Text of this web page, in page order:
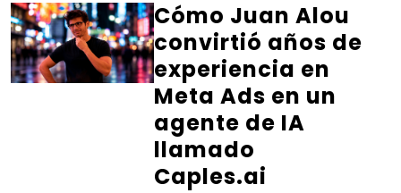
Cómo Juan Alou
convirtió años de
experiencia en
Meta Ads en un
agente de IA
llamado
Caples.ai